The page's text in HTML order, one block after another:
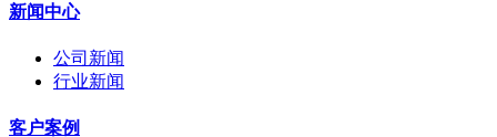
新闻中心
公司新闻
行业新闻
客户案例